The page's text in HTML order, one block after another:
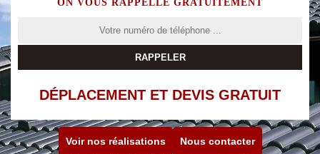
ON VOUS RAPPELLE GRATUITEMENT
DÉPLACEMENT ET DEVIS GRATUIT
Voir nos réalisations Nous contacter